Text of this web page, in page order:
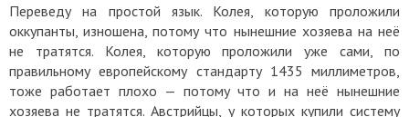
Переведу на простой язык. Колея, которую проложили
оккупанты, изношена, потому что нынешние хозяева на неё
не тратятся. Колея, которую проложили уже сами, по
правильному европейскому стандарту 1435 миллиметров,
тоже работает плохо — потому что и на неё нынешние
хозяева не тратятся. Австрийцы, у которых купили систему